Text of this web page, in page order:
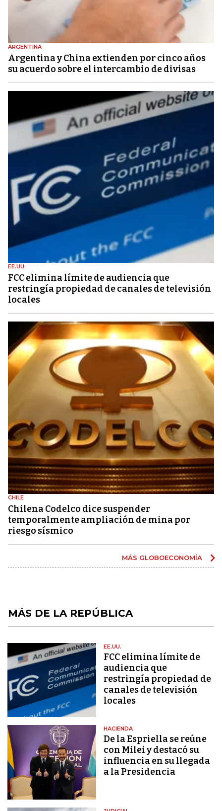
ARGENTINA
Argentina y China extienden por cinco años
su acuerdo sobre el intercambio de divisas
EE.UU.
FCC elimina límite de audiencia que
restringía propiedad de canales de televisión
locales
CHILE
Chilena Codelco dice suspender
temporalmente ampliación de mina por
riesgo sísmico
MÁS GLOBOECONOMÍA
MÁS DE LA REPÚBLICA
EE.UU.
FCC elimina límite de
audiencia que
restringía propiedad de
canales de televisión
locales
HACIENDA
De la Espriella se reúne
con Milei y destacó su
influencia en su llegada
a la Presidencia